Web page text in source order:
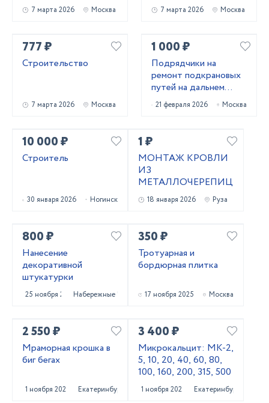
7 марта 2026 Москва 7 марта 2026 Москва
777 ₽
Строительство
7 марта 2026 Москва
1 000 ₽
Подрядчики на
ремонт подкрановых
путей на дальнем
востоке
21 февраля 2026 Москва
10 000 ₽
Строитель
30 января 2026 Ногинск
1 ₽
МОНТАЖ КРОВЛИ
ИЗ
МЕТАЛЛОЧЕРЕПИЦЫ
18 января 2026 Руза
800 ₽
Нанесение
декоративной
штукатурки
25 ноября 2025Набережные Челны
350 ₽
Тротуарная и
бордюрная плитка
17 ноября 2025 Москва
2 550 ₽
Мраморная крошка в
биг бегах
1 ноября 2025 Екатеринбург
3 400 ₽
Микрокальцит: МК-2,
5, 10, 20, 40, 60, 80,
100, 160, 200, 315, 500
1 ноября 2025 Екатеринбург